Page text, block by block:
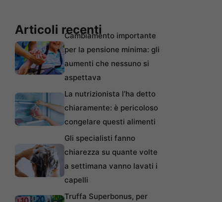
Articoli recentiCambiamento importante
per la pensione minima: gli
aumenti che nessuno si
aspettava
La nutrizionista l’ha detto
chiaramente: è pericoloso
congelare questi alimenti
Gli specialisti fanno
chiarezza su quante volte
a settimana vanno lavati i
capelli
Truffa Superbonus, per